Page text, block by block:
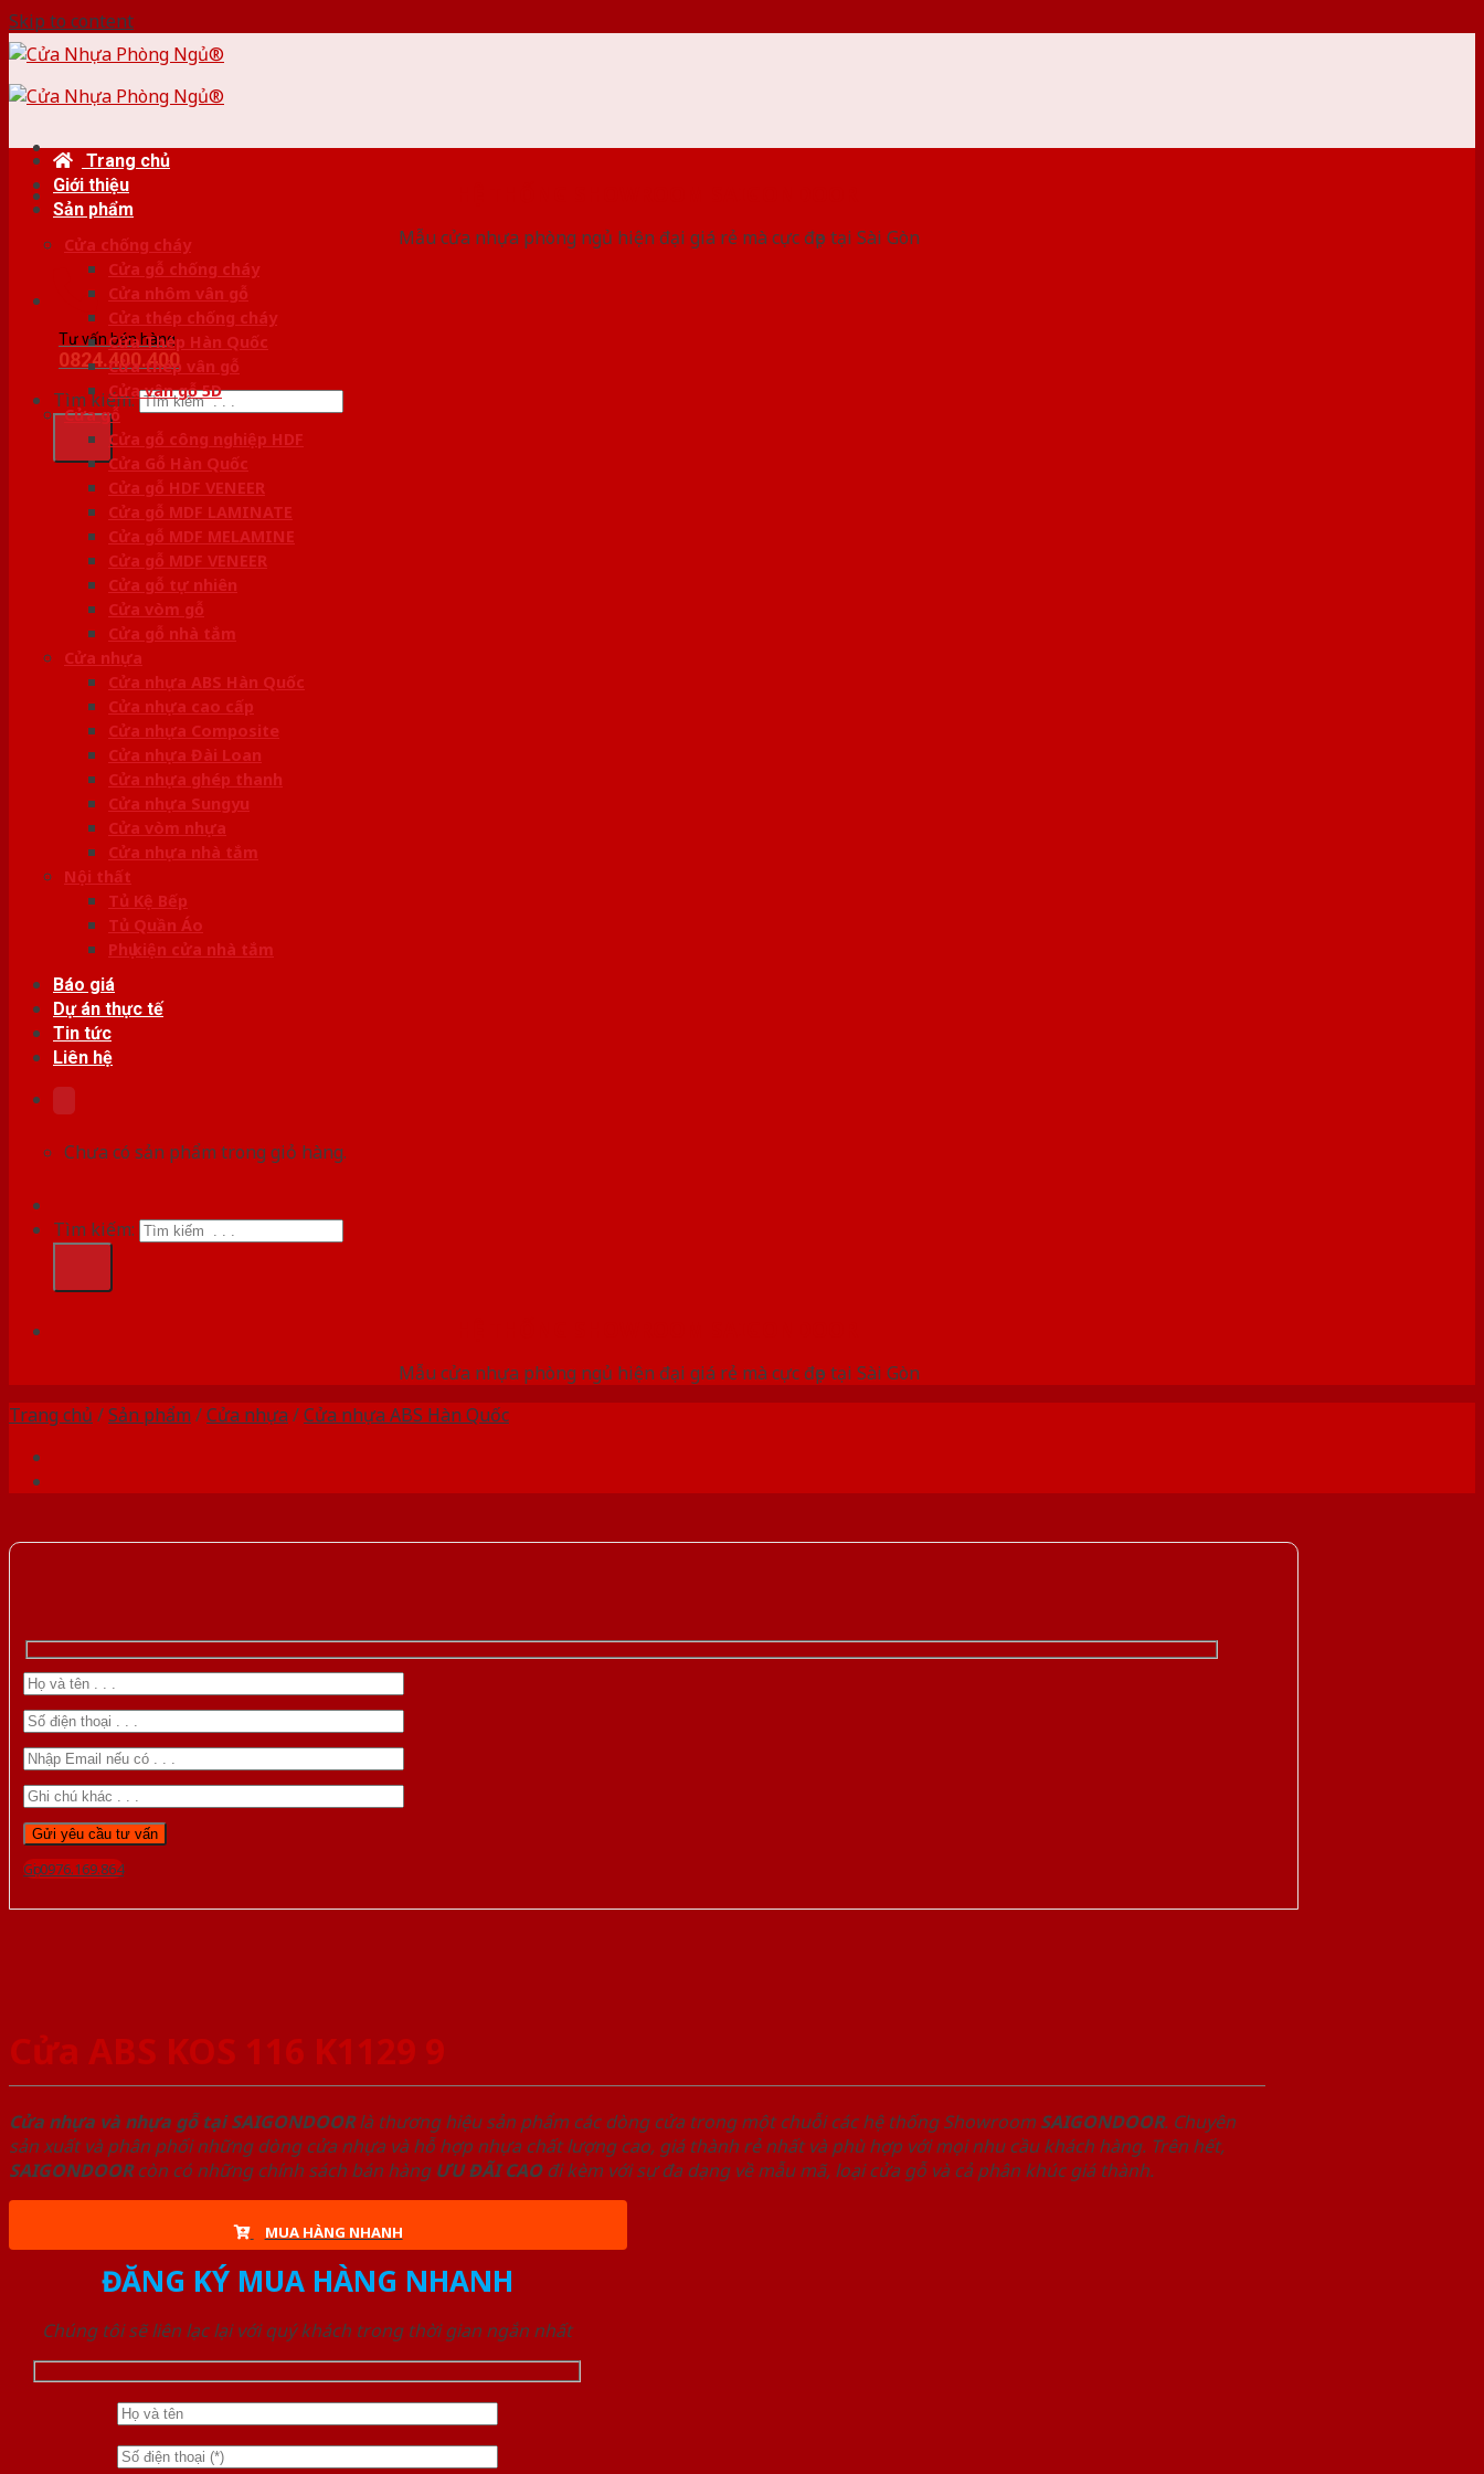
Skip to content
Mẫu cửa nhựa phòng ngủ hiện đại giá rẻ mà cực đẹp tại Sài Gòn
Tư vấn bán hàng
0824.400.400
Tìm kiếm:
Trang chủ
Giới thiệu
Sản phẩm
Cửa chống cháy
Cửa gỗ chống cháy
Cửa nhôm vân gỗ
Cửa thép chống cháy
Cửa Thép Hàn Quốc
Cửa thép vân gỗ
Cửa vân gỗ 5D
Cửa gỗ
Cửa gỗ công nghiệp HDF
Cửa Gỗ Hàn Quốc
Cửa gỗ HDF VENEER
Cửa gỗ MDF LAMINATE
Cửa gỗ MDF MELAMINE
Cửa gỗ MDF VENEER
Cửa gỗ tự nhiên
Cửa vòm gỗ
Cửa gỗ nhà tắm
Cửa nhựa
Cửa nhựa ABS Hàn Quốc
Cửa nhựa cao cấp
Cửa nhựa Composite
Cửa nhựa Đài Loan
Cửa nhựa ghép thanh
Cửa nhựa Sungyu
Cửa vòm nhựa
Cửa nhựa nhà tắm
Nội thất
Tủ Kệ Bếp
Tủ Quần Áo
Phụ kiện cửa nhà tắm
Báo giá
Dự án thực tế
Tin tức
Liên hệ
Chưa có sản phẩm trong giỏ hàng.
Tìm kiếm:
Mẫu cửa nhựa phòng ngủ hiện đại giá rẻ mà cực đẹp tại Sài Gòn
Trang chủ /Sản phẩm /Cửa nhựa /Cửa nhựa ABS Hàn Quốc
Gọi 0976.169.864
Cửa ABS KOS 116 K1129 9
Cửa nhựa và nhựa gỗ tại SAIGONDOORlà thương hiệu sản phẩm các dòng cửa trong một chuỗi các hệ thống Showroom SAIGONDOOR. Chuyên
sản xuất và phân phối những dòng cửa nhựa và hỗ hợp nhựa chất lượng cao, giá thành rẻ nhất và phù hợp với mọi nhu cầu khách hàng. Trên hết,
SAIGONDOORcòn có những chính sách bán hàng ƯU ĐÃI CAOđi kèm với sự đa dạng về mẫu mã, loại cửa gỗ và cả phân khúc giá thành.
MUA HÀNG NHANH
ĐĂNG KÝ MUA HÀNG NHANH
Chúng tôi sẽ liên lạc lại với quý khách trong thời gian ngắn nhất